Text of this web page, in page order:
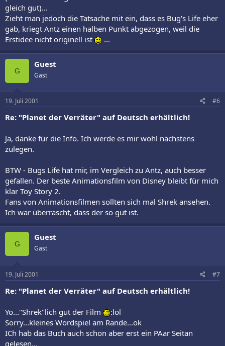
gleich gut)...
Zieht man jedoch die Tatsache mit ein, dass es Bug's Life eher
gab, kriegt Antz einen halben Punkt abgezogen, weil die
Erstidee nicht originell ist
...
G
Guest
Gast
19. Juli 2001 #6
Re: "Planet der Verräter" auf Deutsch erhältlich!
Ja, danke für die Info. Ich werde es mir wohl nächstens
zulegen.
BTW - Bugs Life hat mir, im Vergleich zu Antz, auch besser
gefallen. Der beste Animationsfilm von Disney bleibt für mich
klar Toy Story 2.
Fans von Animationsfilmen sollten sich mal Shrek ansehen.
Ich war überrascht, dass der so gut ist.
G
Guest
Gast
19. Juli 2001 #7
Re: "Planet der Verräter" auf Deutsch erhältlich!
Yo..."Shrek"lich gut der Film
:lol
Sorry...kleines Wordspiel am Rande...ok
ICh hab das Buch auch schon aber erst ein PAar Seitan
gelesen...